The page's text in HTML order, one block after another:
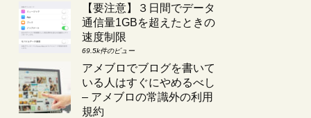
【要注意】３日間でデータ
通信量1GBを超えたときの
速度制限
69.5k件のビュー
アメブロでブログを書いて
いる人はすぐにやめるべし
– アメブロの常識外の利用
規約